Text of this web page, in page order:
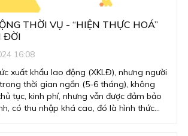
THỜI VỤ - “HIỆN THỰC HOÁ”
ĐỜI
16:08
xuất khẩu lao động (XKLĐ), nhưng người
thời gian ngắn (5-6 tháng), không
tục, kinh phí, nhưng vẫn được đảm bảo
có thu nhập khá cao, đó là hình thức